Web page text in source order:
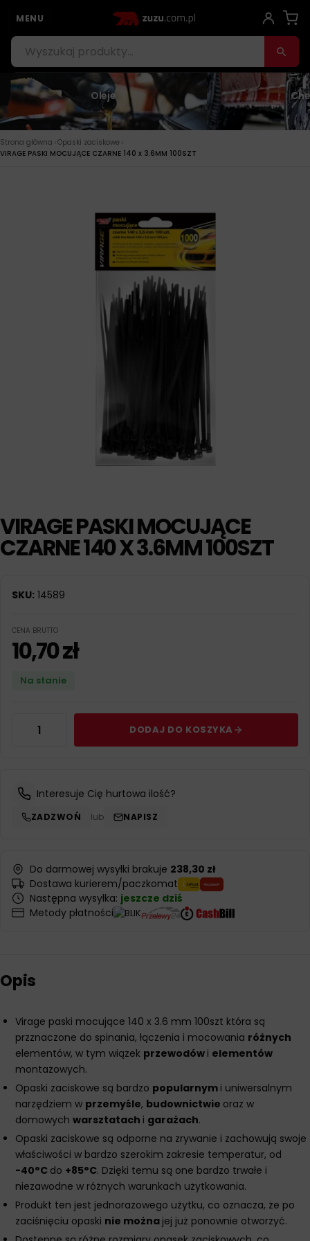
MENU
Oleje
Strona główna › Opaski zaciskowe ›
VIRAGE PASKI MOCUJĄCE CZARNE 140 x 3.6MM 100SZT
VIRAGE PASKI MOCUJĄCE
CZARNE 140 X 3.6MM 100SZT
SKU: 14589
CENA BRUTTO
10,70zł
Na stanie
DODAJ DO KOSZYKA
Interesuje Cię hurtowa ilość?
ZADZWOŃ lub NAPISZ
Do darmowej wysyłki brakuje 238,30 zł
Dostawa kurierem/paczkomat
Następna wysyłka: jeszcze dziś
Metody płatności
Opis
Virage paski mocujące 140 x 3.6 mm 100szt która są
przznaczone do spinania, łączenia i mocowania różnych
elementów, w tym wiązek przewodów i elementów
montażowych.
Opaski zaciskowe są bardzo popularnym i uniwersalnym
narzędziem w przemyśle, budownictwie oraz w
domowych warsztatach i garażach.
Opaski zaciskowe są odporne na zrywanie i zachowują swoje
właściwości w bardzo szerokim zakresie temperatur, od
-40°C do +85°C. Dzięki temu są one bardzo trwałe i
niezawodne w różnych warunkach użytkowania.
Produkt ten jest jednorazowego użytku, co oznacza, że po
zaciśnięciu opaski nie można jej już ponownie otworzyć.